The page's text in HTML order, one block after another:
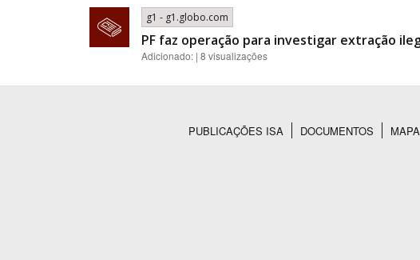
g1 - g1.globo.com
PF faz operação para investigar extração
Adicionado: | 8 visualizações
PUBLICAÇÕES ISA DOCUMENTOS